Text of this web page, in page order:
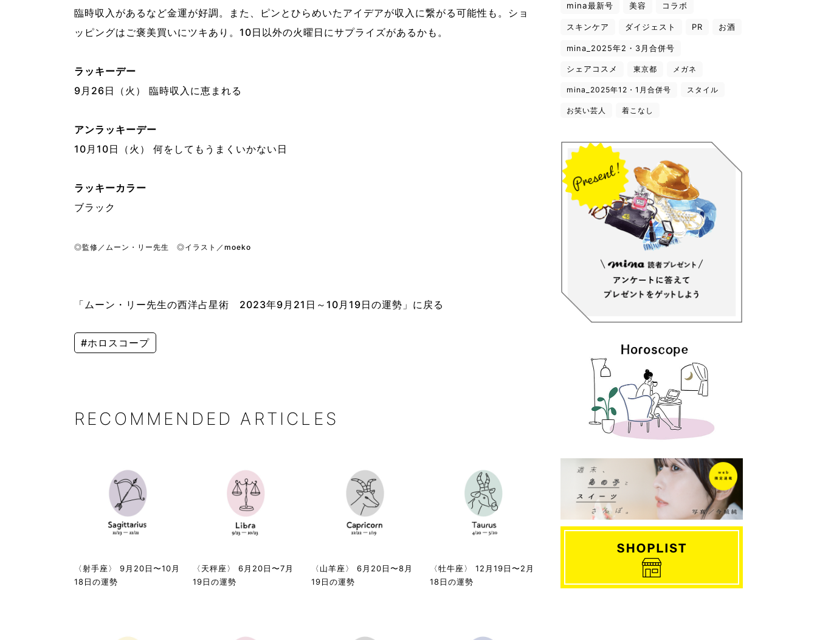
臨時収入があるなど金運が好調。また、ピンとひらめいたアイデアが収入に繋がる可能性も。ショ
ッピングはご褒美買いにツキあり。10日以外の火曜日にサプライズがあるかも。
ラッキーデー
9月26日（火） 臨時収入に恵まれる
アンラッキーデー
10月10日（火） 何をしてもうまくいかない日
ラッキーカラー
ブラック
◎監修／ムーン・リー先生 ◎イラスト／moeko
「ムーン・リー先生の西洋占星術 2023年9月21日～10月19日の運勢」に戻る
#ホロスコープ
RECOMMENDED ARTICLES
〈射手座〉 9月20日〜10月
18日の運勢
〈天秤座〉 6月20日〜7月
19日の運勢
〈山羊座〉 6月20日〜8月
19日の運勢
〈牡牛座〉 12月19日〜2月
18日の運勢
mina最新号 美容 コラボ
スキンケア ダイジェスト PR お酒
mina_2025年2・3月合併号
シェアコスメ 東京都 メガネ
mina_2025年12・1月合併号 スタイル
お笑い芸人 着こなし